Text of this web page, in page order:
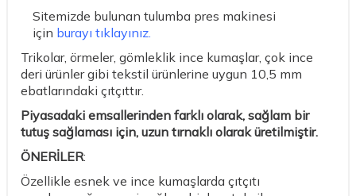
Sitemizde bulunan tulumba pres makinesi
için burayı tıklayınız.
Trikolar, örmeler, gömleklik ince kumaşlar, çok ince
deri ürünler gibi tekstil ürünlerine uygun 10,5 mm
ebatlarındaki çıtçıttır.
Piyasadaki emsallerinden farklı olarak, sağlam bir
tutuş sağlaması için, uzun tırnaklı olarak üretilmiştir.
ÖNERİLER:
Özellikle esnek ve ince kumaşlarda çıtçıtı